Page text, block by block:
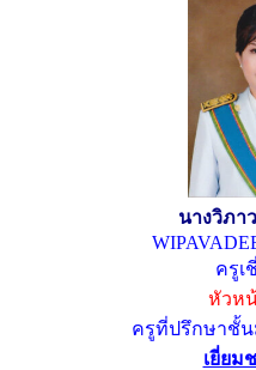
นางวิภา
ครูเ
หัวห
ครูที่ปรึกษาชั้
เยี่ยม